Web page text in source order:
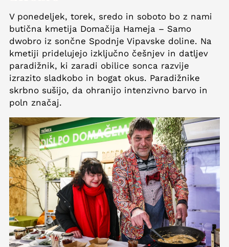
V ponedeljek, torek, sredo in soboto bo z nami
butična kmetija Domačija Hameja – Samo
dwobro iz sončne Spodnje Vipavske doline. Na
kmetiji pridelujejo izključno češnjev in datljev
paradižnik, ki zaradi obilice sonca razvije
izrazito sladkobo in bogat okus. Paradižnike
skrbno sušijo, da ohranijo intenzivno barvo in
poln značaj.